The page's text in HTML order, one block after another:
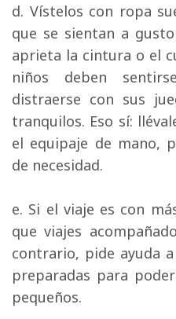
d. Vístelos con ropa
que se sientan a
aprieta la cintura o el
niños deben
distraerse con sus
tranquilos. Eso sí:
el equipaje de mano,
de necesidad.
e. Si el viaje es con
que viajes
contrario, pide ayuda
preparadas para
pequeños.